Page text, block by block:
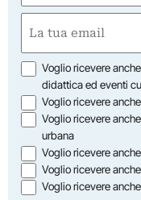
Nome
(Obbligatorio)
Opzioni
Voglio ricevere
didattica ed eventi
Voglio ricevere
Voglio ricevere
urbana
Voglio ricevere
Voglio ricevere
Voglio ricevere